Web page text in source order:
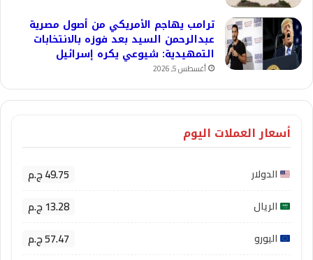
ترامب يهاجم الأمريكي من أصول مصرية
عبدالرحمن السيد بعد فوزه بالانتخابات
التمهيدية: شيوعي يكره إسرائيل
أغسطس 5, 2026
أسعار العملات اليوم
الدولار 49.75 ج.م
الريال 13.28 ج.م
اليورو 57.47 ج.م